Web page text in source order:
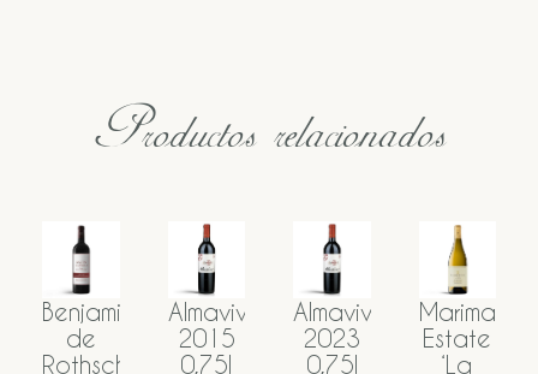
Productos relacionados
Benjamin
Rothschild
Almaviva
2015
0,75l
Almaviva
2023
0,75l
Marimar
Estate